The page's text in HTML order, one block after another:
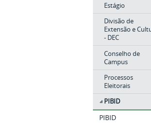
Estágio
Divisão de
Extensão e
- DEC
Conselho de
Campus
Processos
Eleitorais
PIBID
PIBID